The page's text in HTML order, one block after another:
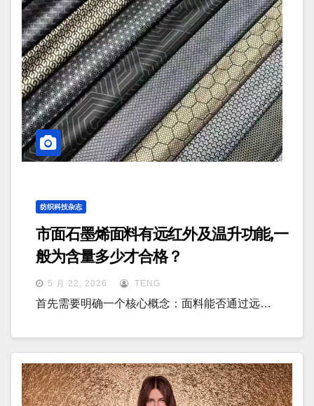
纺织科技杂志
市面石墨烯面料有远红外及温升功能,一
般为含量多少才合格？
5 月 22, 2026 TENG
首先需要明确一个核心概念：面料能否通过远…